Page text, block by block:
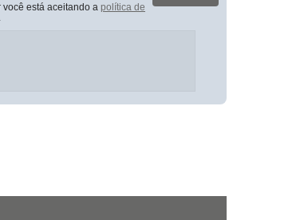
está aceitando a política de